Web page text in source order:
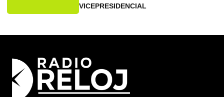
VICEPRESIDENCIAL